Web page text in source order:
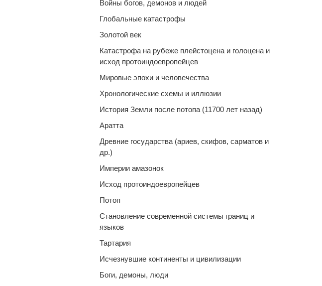
Войны богов, демонов и людей
Глобальные катастрофы
Золотой век
Катастрофа на рубеже плейстоцена и голоцена и
исход протоиндоевропейцев
Мировые эпохи и человечества
Хронологические схемы и иллюзии
История Земли после потопа (11700 лет назад)
Аратта
Древние государства (ариев, скифов, сарматов и
др.)
Империи амазонок
Исход протоиндоевропейцев
Потоп
Становление современной системы границ и
языков
Тартария
Исчезнувшие континенты и цивилизации
Боги, демоны, люди